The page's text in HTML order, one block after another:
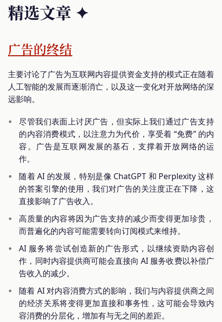
精选文章 ✦
广告的终结
主要讨论了广告为互联网内容提供资金支持的模式正在随着
人工智能的发展而逐渐消亡，以及这一变化对开放网络的深
远影响。
尽管我们表面上讨厌广告，但实际上我们通过广告支持
的内容消费模式，以注意力为代价，享受着 “免费” 的内
容。广告是互联网发展的基石，支撑着开放网络的运
作。
随着 AI 的发展，特别是像 ChatGPT 和 Perplexity 这样
的答案引擎的使用，我们对广告的关注度正在下降，这
直接影响了广告收入。
高质量的内容将因为广告支持的减少而变得更加珍贵，
而普遍化的内容可能需要转向订阅模式来维持。
AI 服务将尝试创造新的广告形式，以继续资助内容创
作，同时内容提供商可能会直接向 AI 服务收费以补偿广
告收入的减少。
随着 AI 对内容消费方式的影响，我们与内容提供商之间
的经济关系将变得更加直接和事务性，这可能会导致内
容消费的分层化，增加有与无之间的差距。